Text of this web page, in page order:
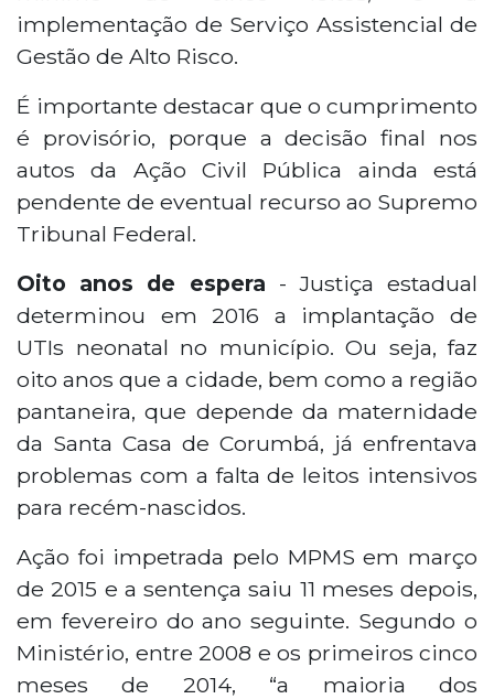
implementação de Serviço Assistencial de
Gestão de Alto Risco.
É importante destacar que o cumprimento
é provisório, porque a decisão final nos
autos da Ação Civil Pública ainda está
pendente de eventual recurso ao Supremo
Tribunal Federal.
Oito anos de espera - Justiça estadual
determinou em 2016 a implantação de
UTIs neonatal no município. Ou seja, faz
oito anos que a cidade, bem como a região
pantaneira, que depende da maternidade
da Santa Casa de Corumbá, já enfrentava
problemas com a falta de leitos intensivos
para recém-nascidos.
Ação foi impetrada pelo MPMS em março
de 2015 e a sentença saiu 11 meses depois,
em fevereiro do ano seguinte. Segundo o
Ministério, entre 2008 e os primeiros cinco
meses de 2014, “a maioria dos